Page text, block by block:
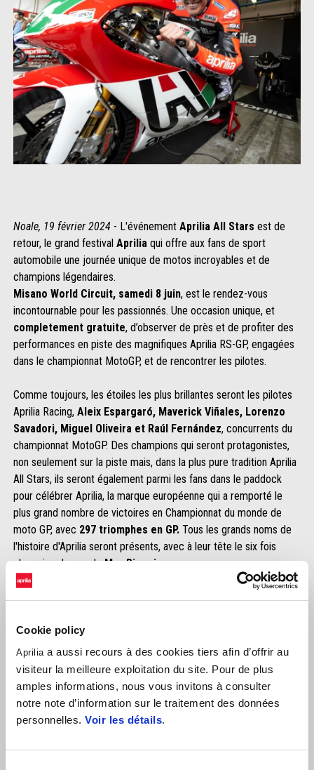
Cookie policy
Aprilia a aussi recours à des cookies tiers afin d’offrir au
visiteur la meilleure exploitation du site. Pour de plus
amples informations, nous vous invitons à consulter
notre note d’information sur le traitement des données
personnelles. Voir les détails.
Noale, 19 février 2024 - L'événement Aprilia All Stars est de
retour, le grand festival Aprilia qui offre aux fans de sport
automobile une journée unique de motos incroyables et de
champions légendaires.
Misano World Circuit, samedi 8 juin, est le rendez-vous
incontournable pour les passionnés. Une occasion unique, et
completement gratuite, d’observer de près et de profiter des
performances en piste des magnifiques Aprilia RS-GP, engagées
dans le championnat MotoGP, et de rencontrer les pilotes.
Comme toujours, les étoiles les plus brillantes seront les pilotes
Aprilia Racing, Aleix Espargaró, Maverick Viñales, Lorenzo
Savadori, Miguel Oliveira et Raúl Fernández, concurrents du
championnat MotoGP. Des champions qui seront protagonistes,
non seulement sur la piste mais, dans la plus pure tradition Aprilia
All Stars, ils seront également parmi les fans dans le paddock
pour célébrer Aprilia, la marque européenne qui a remporté le
plus grand nombre de victoires en Championnat du monde de
moto GP, avec 297 triomphes en GP.Tous les grands noms de
l'histoire d'Aprilia seront présents, avec à leur tête le six fois
champion du mondeMax Biaggi.